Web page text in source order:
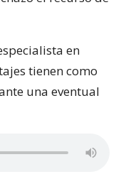
en
tienen como
una eventual